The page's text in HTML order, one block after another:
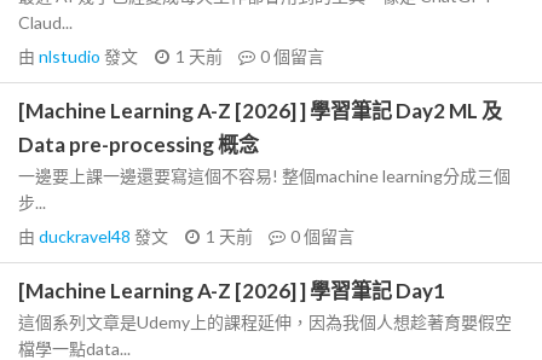
Claud...
由 nlstudio 發文 1 天前 0個留言
[Machine Learning A-Z [2026] ] 學習筆記 Day2 ML 及
Data pre-processing 概念
一邊要上課一邊還要寫這個不容易! 整個machine learning分成三個
步...
由 duckravel48 發文 1 天前 0個留言
[Machine Learning A-Z [2026] ] 學習筆記 Day1
這個系列文章是Udemy上的課程延伸，因為我個人想趁著育嬰假空
檔學一點data...